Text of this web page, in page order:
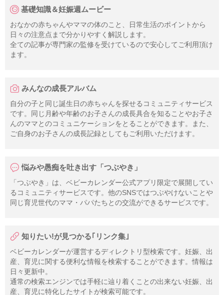
基礎知識＆妊娠週ムービー
おなかの赤ちゃんやママの体のこと、日常生活のポイントから
日々の注意点まで分かりやすく解説します。
全ての記事が専門家の監修を受けているので安心してご利用頂け
ます。
みんなの成長アルバム
自分の子と同じ誕生日の赤ちゃんを探せるコミュニティサービス
です。同じ月齢や年齢のお子さんの成長具合を知ることやお子さ
んのママとのコミュニケーションをとることができます。また、
ご自身のお子さんの成長記録としてもご利用いただけます。
悩みや愚痴を吐き出す「つぶやき」
「つぶやき」は、ベビーカレンダー公式アプリ限定で展開してい
るコミュニティサービスです。他のSNSではつぶやけないことや
同じ育児世代のママ・パパたちとの交流ができるサービスです。
知りたい!が見つかる｢リンク集｣
ベビーカレンダーが運営するディレクトリ型検索です。妊娠、出
産、育児に関する便利な情報を検索することができます。情報は
日々更新中。
通常の検索エンジンでは手軽に辿り着くことの出来ない妊娠、出
産、育児に特化したサイトが検索可能です。